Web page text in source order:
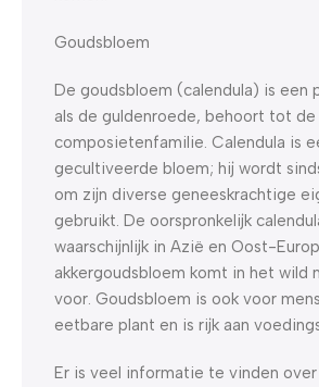
Goudsbloem
De goudsbloem (calendula) is een
als de guldenroede, behoort tot de
composietenfamilie. Calendula is
gecultiveerde bloem; hij wordt
om zijn diverse geneeskrachtige
gebruikt. De oorspronkelijk
waarschijnlijk in Azië en Oost-
akkergoudsbloem komt in het wild
voor. Goudsbloem is ook voor
eetbare plant en is rijk aan
Er is veel informatie te vinden